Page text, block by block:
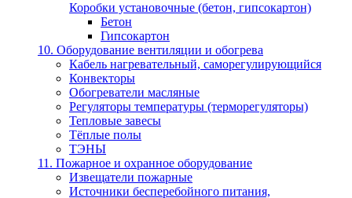
Коробки установочные (бетон, гипсокартон)
Бетон
Гипсокартон
10. Оборудование вентиляции и обогрева
Кабель нагревательный, саморегулирующийся
Конвекторы
Обогреватели масляные
Регуляторы температуры (терморегуляторы)
Тепловые завесы
Тёплые полы
ТЭНЫ
11. Пожарное и охранное оборудование
Извещатели пожарные
Источники бесперебойного питания,